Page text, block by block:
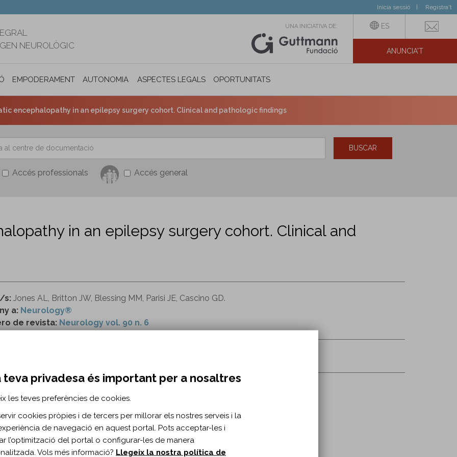
Inicia sessió Registra't
NEUROLÒGIC
UNA INICIATIVA DE: ES
ANUNCIA'T
EMPODERAMENT AUTONOMIA PERSONAL I INCLUSIÓ SOCIAL
ASPECTES LEGALS OPORTUNITATS
encephalopathy in an epilepsy surgery cohort. Clinical and pathologic findings
Accés professionals Accés general
BUSCAR
in an epilepsy surgery cohort. Clinical and
s: Jones AL, Britton JW, Blessing MM, Parisi JE, Cascino GD.
a: Neurology®
de revista: Neurology vol. 90 n. 6
de document:Article
del document: Anglès
263
teva privadesa és important per a nosaltres
les teves preferències de cookies.
cookies pròpies i de tercers per millorar els nostres serveis i la
de navegació en aquest portal. Pots acceptar-les i
l’optimització del portal o configurar-les de manera
Vols més informació? Llegeix la nostra política de